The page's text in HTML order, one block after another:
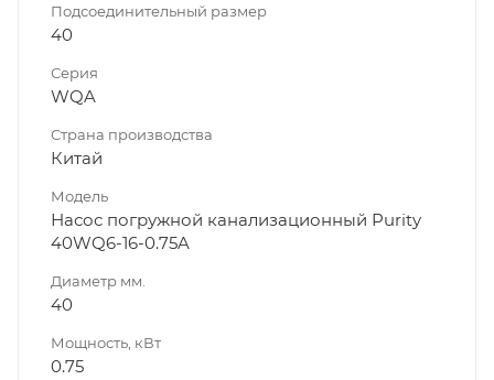
Подсоединительный размер
40
Серия
WQA
Страна производства
Китай
Модель
Насос погружной канализационный Purity
40WQ6-16-0.75A
Диаметр мм.
40
Мощность, кВт
0.75